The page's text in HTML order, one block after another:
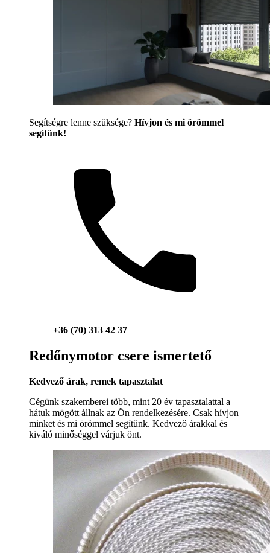
Segítségre lenne szüksége? Hívjon és mi örömmel
segítünk!
+36 (70) 313 42 37
Redőnymotor csere ismertető
Kedvező árak, remek tapasztalat
Cégünk szakemberei több, mint 20 év tapasztalattal a
hátuk mögött állnak az Ön rendelkezésére. Csak hívjon
minket és mi örömmel segítünk. Kedvező árakkal és
kiváló minőséggel várjuk önt.